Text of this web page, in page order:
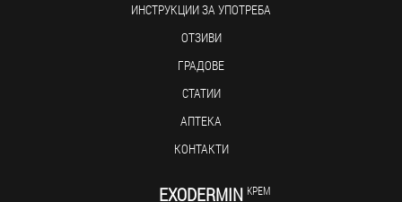
ИНСТРУКЦИИ ЗА УПОТРЕБА
ОТЗИВИ
ГРАДОВЕ
СТАТИИ
АПТЕКА
КОНТАКТИ
EXODERMIN КРЕМ